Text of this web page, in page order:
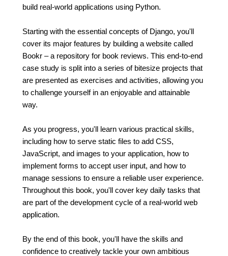
build real-world applications using Python.
Starting with the essential concepts of Django, you'll
cover its major features by building a website called
Bookr – a repository for book reviews. This end-to-end
case study is split into a series of bitesize projects that
are presented as exercises and activities, allowing you
to challenge yourself in an enjoyable and attainable
way.
As you progress, you'll learn various practical skills,
including how to serve static files to add CSS,
JavaScript, and images to your application, how to
implement forms to accept user input, and how to
manage sessions to ensure a reliable user experience.
Throughout this book, you'll cover key daily tasks that
are part of the development cycle of a real-world web
application.
By the end of this book, you'll have the skills and
confidence to creatively tackle your own ambitious